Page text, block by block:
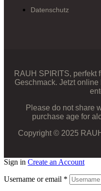
Datenschutz
RAUH SPIRITS, perfekt
Geschmack. Jetzt
Please do not share
purchase age for
Copyright © 2025
Sign in Create an Account
Username or email *